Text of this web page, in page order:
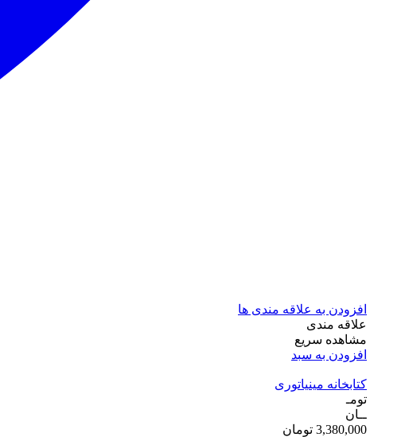
افزودن به علاقه مندی ها
علاقه مندی
مشاهده سریع
افزودن به سبد
کتابخانه مینیاتوری
تومـ
ــان
3,380,000 تومان